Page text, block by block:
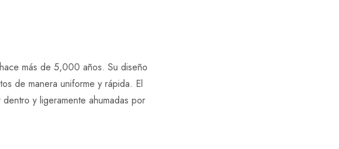
más de 5,000 años. Su diseño
de manera uniforme y rápida. El
y ligeramente ahumadas por